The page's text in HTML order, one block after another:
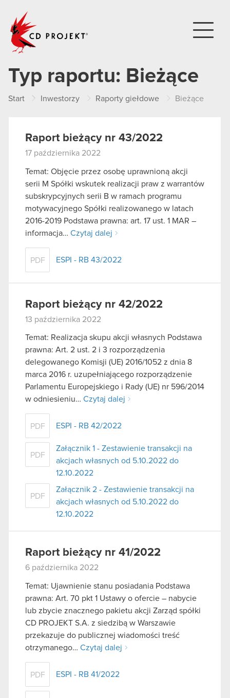
Typ raportu: Bieżące
Start Inwestorzy Raporty giełdowe Bieżące
Raport bieżący nr 43/2022
17 października 2022
Temat: Objęcie przez osobę uprawnioną akcji
serii M Spółki wskutek realizacji praw z warrantów
subskrypcyjnych serii B w ramach programu
motywacyjnego Spółki realizowanego w latach
2016-2019 Podstawa prawna: art. 17 ust. 1 MAR –
informacja… Czytaj dalej
PDF ESPI - RB 43/2022
Raport bieżący nr 42/2022
13 października 2022
Temat: Realizacja skupu akcji własnych Podstawa
prawna: Art. 2 ust. 2 i 3 rozporządzenia
delegowanego Komisji (UE) 2016/1052 z dnia 8
marca 2016 r. uzupełniającego rozporządzenie
Parlamentu Europejskiego i Rady (UE) nr 596/2014
w odniesieniu… Czytaj dalej
PDF ESPI - RB 42/2022
PDF
Załącznik 1 - Zestawienie transakcji na
akcjach własnych od 5.10.2022 do
12.10.2022
PDF
Załącznik 2 - Zestawienie transakcji na
akcjach własnych od 5.10.2022 do
12.10.2022
Raport bieżący nr 41/2022
6 października 2022
Temat: Ujawnienie stanu posiadania Podstawa
prawna: Art. 70 pkt 1 Ustawy o ofercie – nabycie
lub zbycie znacznego pakietu akcji Zarząd spółki
CD PROJEKT S.A. z siedzibą w Warszawie
przekazuje do publicznej wiadomości treść
otrzymanego… Czytaj dalej
PDF ESPI - RB 41/2022